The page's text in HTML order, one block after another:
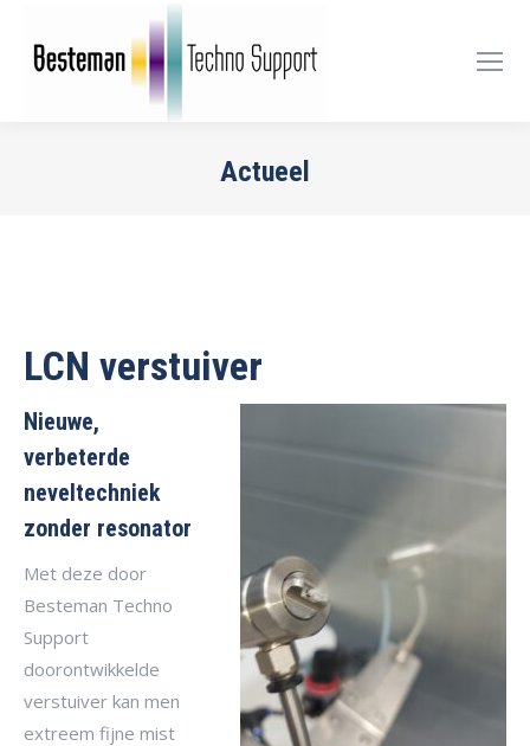
Actueel
LCN verstuiver
Nieuwe,
verbeterde
neveltechniek
zonder resonator
Met deze door
Besteman Techno
Support
doorontwikkelde
verstuiver kan men
extreem fijne mist